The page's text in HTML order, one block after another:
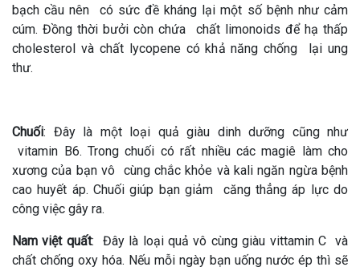
bạch cầu nên có sức đề kháng lại một số bệnh như cảm
cúm. Đồng thời bưởi còn chứa chất limonoids để hạ thấp
cholesterol và chất lycopene có khả năng chống lại ung
thư.
Chuối: Đây là một loại quả giàu dinh dưỡng cũng như
vitamin B6. Trong chuối có rất nhiều các magiê làm cho
xương của bạn vô cùng chắc khỏe và kali ngăn ngừa bệnh
cao huyết áp. Chuối giúp bạn giảm căng thẳng áp lực do
công việc gây ra.
Nam việt quất: Đây là loại quả vô cùng giàu vittamin C và
chất chống oxy hóa. Nếu mỗi ngày bạn uống nước ép thì sẽ